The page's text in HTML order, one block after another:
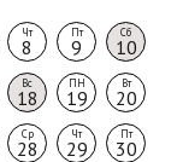
Чт
8
Пт
9
Сб
10
Вс
18
ПН
19
Вт
20
Ср
28
Чт
29
Пт
30